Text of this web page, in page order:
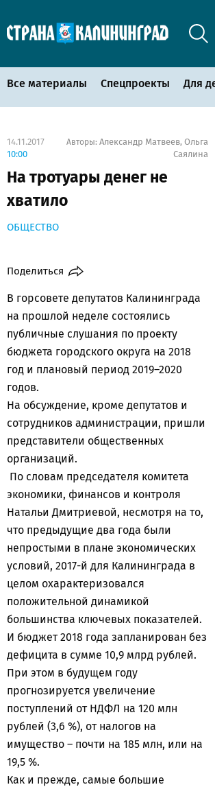
Все материалы Спецпроекты Для
14.11.2017
10:00
Авторы: Александр Матвеев, Ольга
Саялина
На тротуары денег не
хватило
ОБЩЕСТВО
Поделиться
В горсовете депутатов Калининграда
на прошлой неделе состоялись
публичные слушания по проекту
бюджета городского округа на 2018
год и плановый период 2019–2020
годов.
На обсуждение, кроме депутатов и
сотрудников администрации, пришли
представители общественных
организаций.
По словам председателя комитета
экономики, финансов и контроля
Натальи Дмитриевой, несмотря на то,
что предыдущие два года были
непростыми в плане экономических
условий, 2017-й для Калининграда в
целом охарактеризовался
положительной динамикой
большинства ключевых показателей.
И бюджет 2018 года запланирован без
дефицита в сумме 10,9 млрд рублей.
При этом в будущем году
прогнозируется увеличение
поступлений от НДФЛ на 120 млн
рублей (3,6 %), от налогов на
имущество – почти на 185 млн, или на
19,5 %.
Как и прежде, самые большие